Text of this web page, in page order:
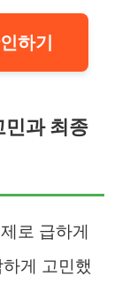
하기
민과 최종
로 급하게
게 고민했